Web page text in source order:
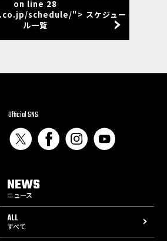
on line 28
schedule/"> スケジュー
ル一覧
Official SNS
NEWS
ニュース
ALL
すべて